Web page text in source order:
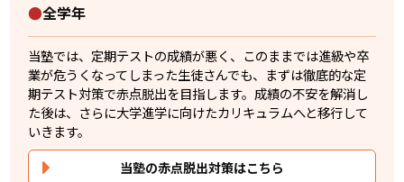
●全学年
当塾では、定期テストの成績が悪く、このままでは進級や卒
業が危うくなってしまった生徒さんでも、まずは徹底的な定
期テスト対策で赤点脱出を目指します。成績の不安を解消し
た後は、さらに大学進学に向けたカリキュラムへと移行して
いきます。
当塾の赤点脱出対策はこちら